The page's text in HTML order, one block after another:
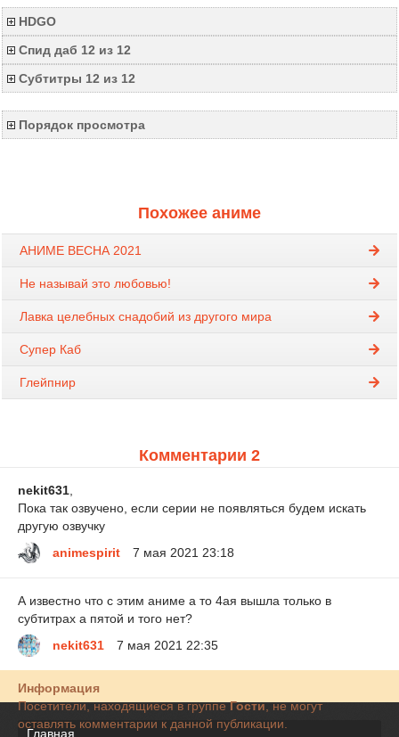
HDGO
Спид даб 12 из 12
Субтитры 12 из 12
Порядок просмотра
Похожее аниме
АНИМЕ ВЕСНА 2021
Не называй это любовью!
Лавка целебных снадобий из другого мира
Супер Каб
Глейпнир
Комментарии 2
nekit631
Пока так озвучено, если серии не появляться будем искать
другую озвучку
animespirit
7 мая 2021 23:18
А известно что с этим аниме а то 4ая вышла только в
субтитрах а пятой и того нет?
nekit631
7 мая 2021 22:35
Информация
Посетители, находящиеся в группеГости, не могут
оставлять комментарии к данной публикации.
Главная